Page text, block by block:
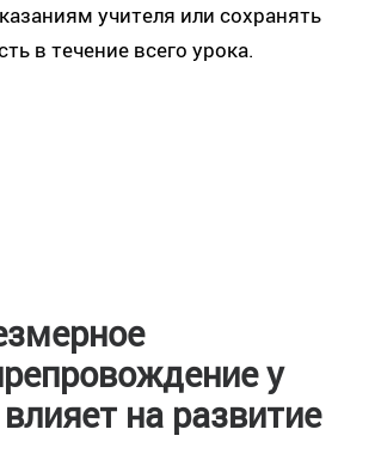
учителя или сохранять
в течение всего урока.
у
на развитие